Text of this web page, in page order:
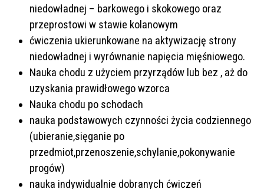
niedowładnej – barkowego i skokowego oraz
przeprostowi w stawie kolanowym
ćwiczenia ukierunkowane na aktywizację strony
niedowładnej i wyrównanie napięcia mięśniowego.
Nauka chodu z użyciem przyrządów lub bez , aż do
uzyskania prawidłowego wzorca
Nauka chodu po schodach
nauka podstawowych czynności życia codziennego
(ubieranie,sięganie po
przedmiot,przenoszenie,schylanie,pokonywanie
progów)
nauka indywidualnie dobranych ćwiczeń